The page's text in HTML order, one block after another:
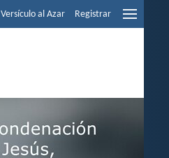
Versículo al Azar Registrar